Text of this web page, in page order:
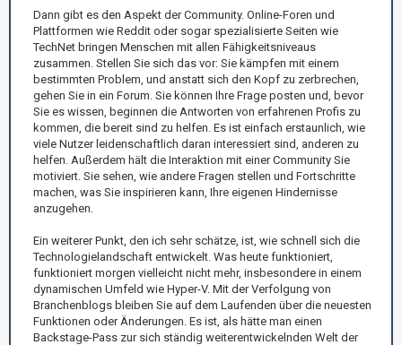
Dann gibt es den Aspekt der Community. Online-Foren und
Plattformen wie Reddit oder sogar spezialisierte Seiten wie
TechNet bringen Menschen mit allen Fähigkeitsniveaus
zusammen. Stellen Sie sich das vor: Sie kämpfen mit einem
bestimmten Problem, und anstatt sich den Kopf zu zerbrechen,
gehen Sie in ein Forum. Sie können Ihre Frage posten und, bevor
Sie es wissen, beginnen die Antworten von erfahrenen Profis zu
kommen, die bereit sind zu helfen. Es ist einfach erstaunlich, wie
viele Nutzer leidenschaftlich daran interessiert sind, anderen zu
helfen. Außerdem hält die Interaktion mit einer Community Sie
motiviert. Sie sehen, wie andere Fragen stellen und Fortschritte
machen, was Sie inspirieren kann, Ihre eigenen Hindernisse
anzugehen.
Ein weiterer Punkt, den ich sehr schätze, ist, wie schnell sich die
Technologielandschaft entwickelt. Was heute funktioniert,
funktioniert morgen vielleicht nicht mehr, insbesondere in einem
dynamischen Umfeld wie Hyper-V. Mit der Verfolgung von
Branchenblogs bleiben Sie auf dem Laufenden über die neuesten
Funktionen oder Änderungen. Es ist, als hätte man einen
Backstage-Pass zur sich ständig weiterentwickelnden Welt der